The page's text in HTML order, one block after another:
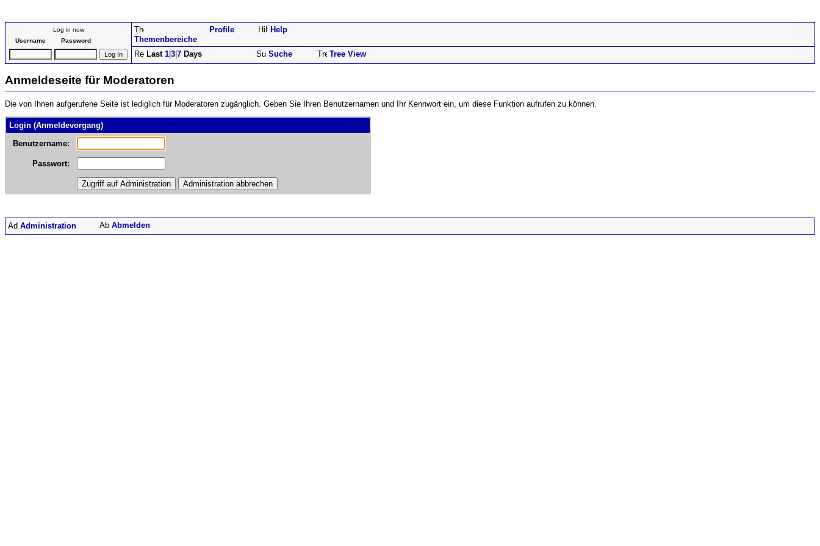
Log in now
Username
Password Themenbereiche
Profile Help
Last 1 3 7 Days Suche Tree View
Anmeldeseite für Moderatoren
Die von Ihnen aufgerufene Seite ist lediglich für Moderatoren zugänglich. Geben Sie Ihren Benutzernamen und Ihr Kennwort ein, um diese Funktion aufrufen zu können.
Login (Anmeldevorgang)
Benutzername:
Passwort:
Administration Abmelden